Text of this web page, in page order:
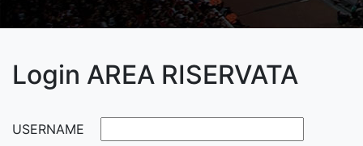
Login AREA RISERVATA
USERNAME